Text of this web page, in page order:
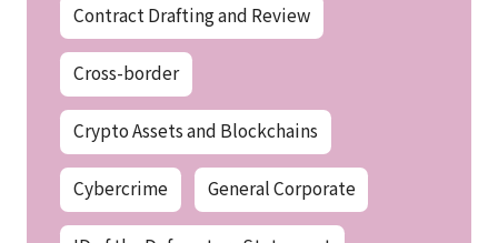
Contract Drafting and Review
Cross-border
Crypto Assets and Blockchains
Cybercrime General Corporate